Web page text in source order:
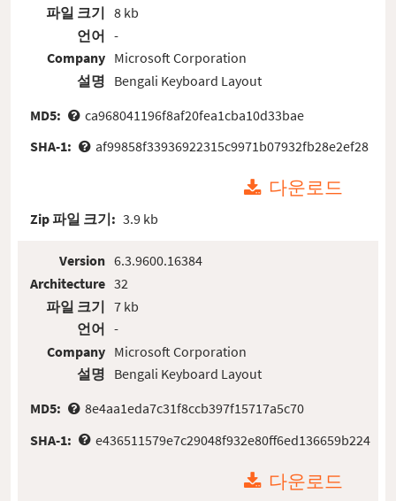
파일 크기
언어
Company
설명
8 kb
-
Microsoft Corporation
Bengali Keyboard Layout
MD5:
ca968041196f8af20fea1cba10d33bae
SHA-1:
af99858f33936922315c9971b07932fb28e2ef28
다운로드
Zip 파일 크기: 3.9 kb
Version
Architecture
파일 크기
언어
Company
설명
6.3.9600.16384
32
7 kb
-
Microsoft Corporation
Bengali Keyboard Layout
MD5:
8e4aa1eda7c31f8ccb397f15717a5c70
SHA-1:
e436511579e7c29048f932e80ff6ed136659b224
다운로드